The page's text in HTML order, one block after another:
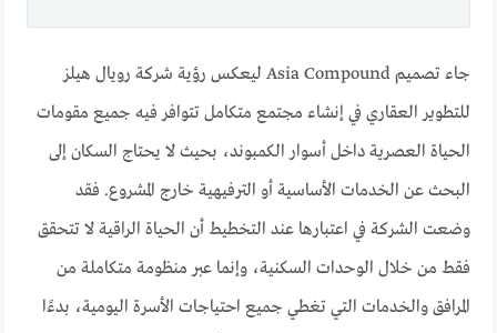
جاء تصميم Asia Compound ليعكس رؤية شركة رويال هيلز
للتطوير العقاري في إنشاء مجتمع متكامل تتوافر فيه جميع مقومات
الحياة العصرية داخل أسوار الكمبوند، بحيث لا يحتاج السكان إلى
البحث عن الخدمات الأساسية أو الترفيهية خارج المشروع. فقد
وضعت الشركة في اعتبارها عند التخطيط أن الحياة الراقية لا تتحقق
فقط من خلال الوحدات السكنية، وإنما عبر منظومة متكاملة من
المرافق والخدمات التي تغطي جميع احتياجات الأسرة اليومية، بدءًا